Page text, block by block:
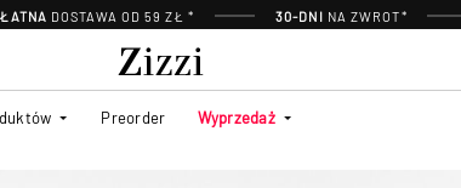
DOSTAWA OD 59 ZŁ * 30-DNI NA ZWROT*
Preorder Wyprzedaż